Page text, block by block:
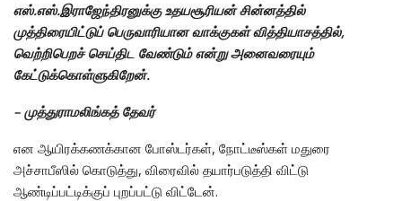
எஸ்.எஸ்.இராஜேந்திரனுக்கு உதயசூரியன் சின்னத்தில்
முத்திரையிட்டுப் பெருவாரியான வாக்குகள் வித்தியாசத்தில்,
வெற்றிபெறச் செய்திட வேண்டும் என்று அனைவரையும்
கேட்டுக்கொள்ளுகிறேன்.
– முத்துராமலிங்கத் தேவர்
என ஆயிரக்கணக்கான போஸ்டர்கள், நோட்டீஸ்கள் மதுரை
அச்சாபீஸில் கொடுத்து, விரைவில் தயார்படுத்தி விட்டு
ஆண்டிப்பட்டிக்குப் புறப்பட்டு விட்டேன்.